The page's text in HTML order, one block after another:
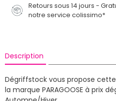
Retours sous 14 jours -
notre service colissimo*
Description
Dégriffstock vous propose
la marque PARAGOOSE à prix